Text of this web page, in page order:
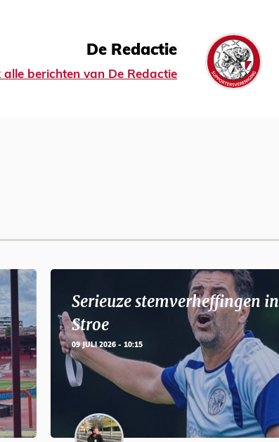
De Redactie
alle berichten van De Redactie
Serieuze stemverheffingen in
Stroe
09 JULI 2026 - 10:15